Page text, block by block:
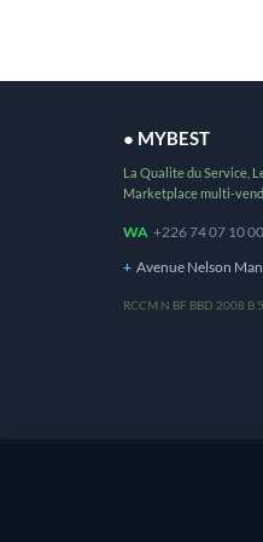
● MYBEST
La Qualite du Service,
Marketplace multi-
WA +226 74 07 10 00
+ Avenue Nelson
RCCM N BF BBD 2008